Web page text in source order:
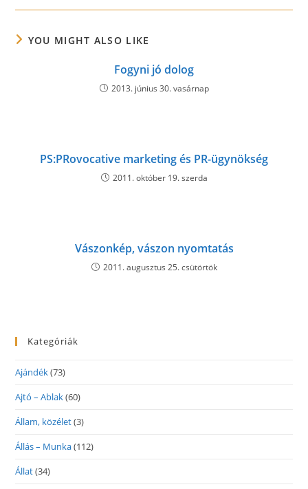
new new new
YOU MIGHT ALSO LIKE
Fogyni jó dolog
2013. június 30. vasárnap
PS:PRovocative marketing és PR-ügynökség
2011. október 19. szerda
Vászonkép, vászon nyomtatás
2011. augusztus 25. csütörtök
Kategóriák
Ajándék(73)
Ajtó – Ablak(60)
Állam, közélet(3)
Állás – Munka(112)
Állat(34)